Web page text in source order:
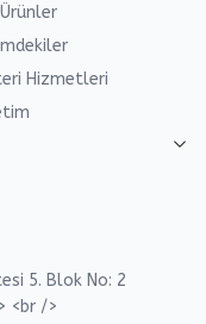
Hizmetleri
5. Blok No: 2
<br />